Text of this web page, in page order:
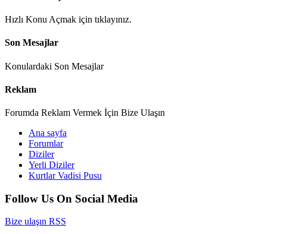
Hızlı Konu Açmak için tıklayınız.
Son Mesajlar
Konulardaki Son Mesajlar
Reklam
Forumda Reklam Vermek İçin Bize Ulaşın
Ana sayfa
Forumlar
Diziler
Yerli Diziler
Kurtlar Vadisi Pusu
Follow Us On Social Media
Bize ulaşın RSS